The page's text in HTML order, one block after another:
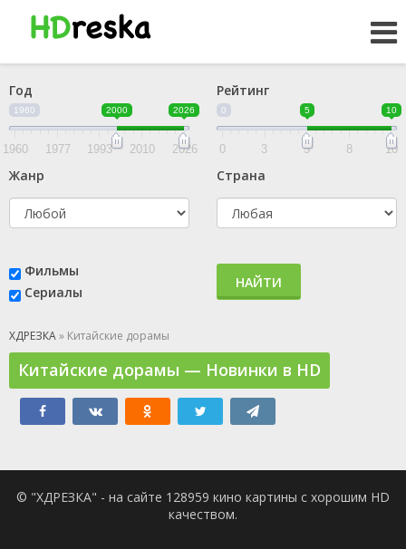
Год
1960 2000 2026
1960 1977 1993 2010 2026
Рейтинг
0 5 10
0 3 5 8 10
Жанр Страна
Фильмы
Сериалы
НАЙТИ
ХДРЕЗКА» Китайские дорамы
Китайские дорамы — Новинки в HD
© "ХДРЕЗКА" - на сайте 128959 кино картины с хорошим HD
качеством.